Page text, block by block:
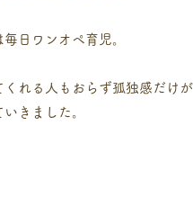
毎日ワンオペ育児。
くれる人もおらず孤独感だけが
いきました。